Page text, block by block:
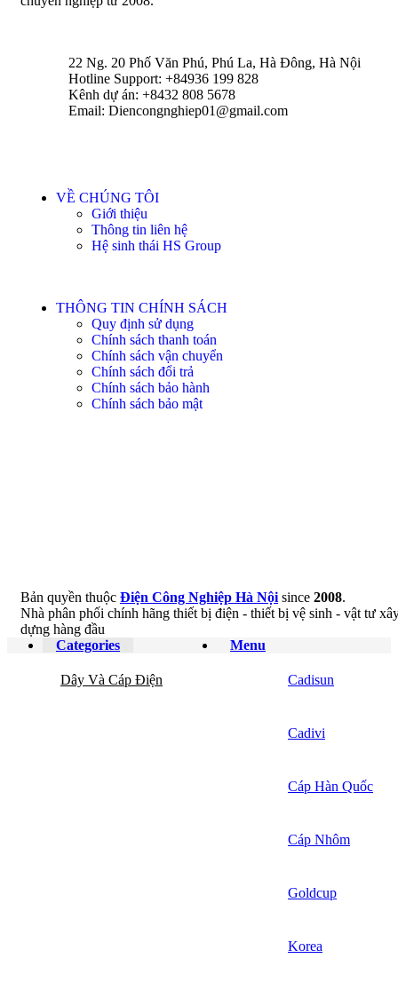
22 Ng. 20 Phố Văn Phú, Phú La, Hà Đông, Hà Nội
Hotline Support: +84936 199 828
Kênh dự án: +8432 808 5678
Email: Diencongnghiep01@gmail.com
VỀ CHÚNG TÔI
Giới thiệu
Thông tin liên hệ
Hệ sinh thái HS Group
THÔNG TIN CHÍNH SÁCH
Quy định sử dụng
Chính sách thanh toán
Chính sách vận chuyển
Chính sách đổi trả
Chính sách bảo hành
Chính sách bảo mật
Bản quyền thuộc Điện Công Nghiệp Hà Nội since 2008.
Nhà phân phối chính hãng thiết bị điện - thiết bị vệ sinh - vật tư
dựng hàng đầu
Menu
Categories
Dây Và Cáp Điện Cadisun
Cadivi
Cáp Hàn Quốc
Cáp Nhôm
Goldcup
Korea